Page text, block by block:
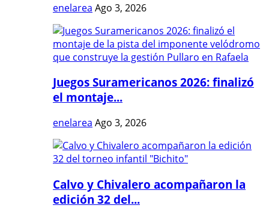
enelarea Ago 3, 2026
Juegos Suramericanos 2026: finalizó
el montaje...
enelarea Ago 3, 2026
Calvo y Chivalero acompañaron la
edición 32 del...